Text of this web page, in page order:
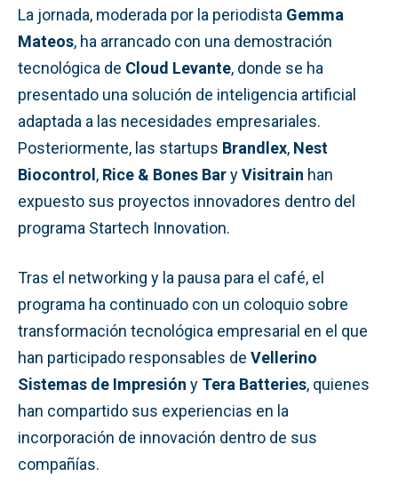
La jornada, moderada por la periodista Gemma
Mateos, ha arrancado con una demostración
tecnológica de Cloud Levante, donde se ha
presentado una solución de inteligencia artificial
adaptada a las necesidades empresariales.
Posteriormente, las startups Brandlex, Nest
Biocontrol, Rice & Bones BaryVisitrain han
expuesto sus proyectos innovadores dentro del
programa Startech Innovation.
Tras el networking y la pausa para el café, el
programa ha continuado con un coloquio sobre
transformación tecnológica empresarial en el que
han participado responsables de Vellerino
Sistemas de Impresión y Tera Batteries, quienes
han compartido sus experiencias en la
incorporación de innovación dentro de sus
compañías.